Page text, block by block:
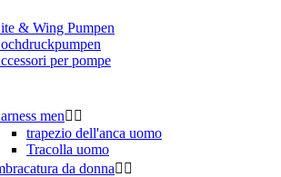
& Wing Pumpen
per pompe
men 
trapezio dell'anca uomo
Tracolla uomo
da donna 